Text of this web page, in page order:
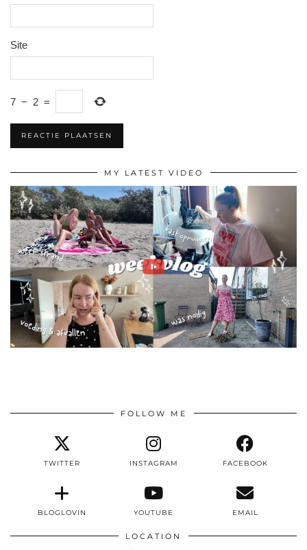
Site
7 − 2 =
MY LATEST VIDEO
FOLLOW ME
TWITTER INSTAGRAM FACEBOOK
BLOGLOVIN YOUTUBE EMAIL
LOCATION